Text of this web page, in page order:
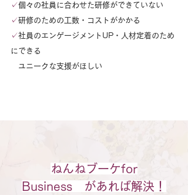
✓個々の社員に合わせた研修ができていない
✓研修のための工数・コストがかかる
✓社員のエンゲージメントUP・人材定着のため
にできる
ユニークな支援がほしい
ねんねブーケfor
Business があれば解決！